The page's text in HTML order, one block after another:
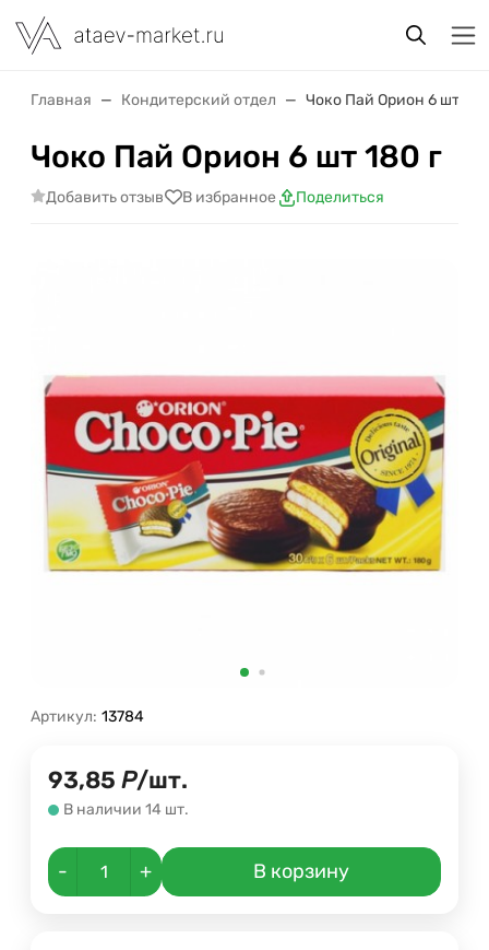
Главная Кондитерский отдел Чоко Пай Орион 6 шт 180
Чоко Пай Орион 6 шт 180 г
Добавить отзыв В избранное Поделиться
Артикул: 13784
93,85 Р/шт.
В наличии 14 шт.
- + В корзину